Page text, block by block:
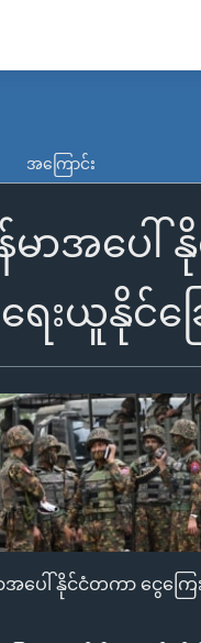
အကြောင်း
န်မာအပေ
ေးယူနိုင်ခ
ာအပေါ် နိုင်ငံတကာ ငွေက